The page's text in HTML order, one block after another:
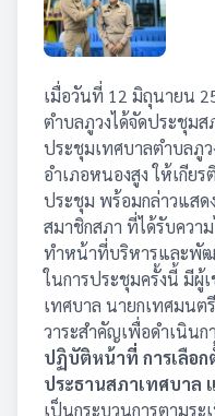
เมื่อวันที่ 12 มิถุนายน
ตำบลภูวงได้จัดประชุม
ประชุมเทศบาลตำบลภูว
อำเภอหนองสูง ให้เกีย
ประชุม พร้อมกล่าวแส
สมาชิกสภา ที่ได้รับควา
ทำหน้าที่บริหารและพั
ในการประชุมครั้งนี้ มีผู้
เทศบาล นายกเทศมนต
วาระสำคัญเพื่อดำเนินก
ปฏิบัติหน้าที่ การเลือ
ประธานสภาเทศบาล
เป็นกระบวนการตามระ